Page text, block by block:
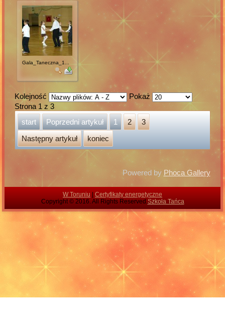
Gala_Taneczna_1...
Kolejność
Pokaż
Strona 1 z 3
start
Poprzedni artykuł 1 2
3
Następny artykuł
koniec
Powered by Phoca Gallery
W Toruniu | Certyfikaty energetyczne
Copyright © 2016. All Rights Reserved. Szkoła Tańca